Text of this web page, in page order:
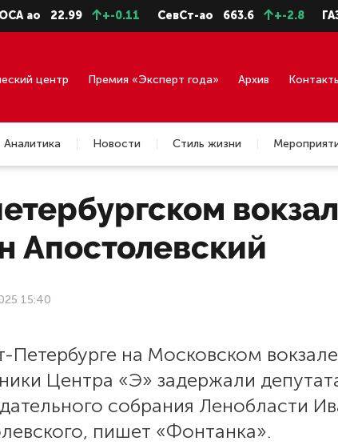
ао 22.99 +-0.11 СевСт-ао 663.6 +-2.8
центр Премия «Эксперт года» Архив
Аналитика Новости Стиль жизни
Апостолевский
15:40
Петербурге на Московском вокзале
Центра «Э» задержали
собрания Ленобласти
пишет «Фонтанка».